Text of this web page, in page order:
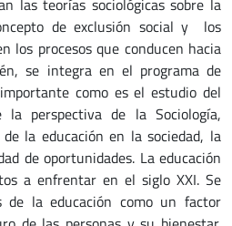
las teorías sociológicas sobre la
de exclusión social y los
los procesos que conducen hacia
se integra en el programa de
como es el estudio del
la perspectiva de la Sociología,
la educación en la sociedad, la
de oportunidades. La educación
a enfrentar en el siglo XXI. Se
de la educación como un factor